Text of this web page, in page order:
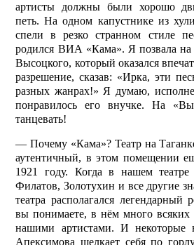
артисты должны были хорошо
петь. На одном капустнике из
спели в резко странном стиле
родился ВИА «Кама». Я позвала на
Высоцкого, который оказался
разрешение, сказав: «Ирка, эти
разных жанрах!» Я думаю,
понравилось его внучке. На
танцевать!
— Почему «Кама»? Театр на
аутентичный, в этом помещении
1921 году. Когда в нашем
Филатов, Золотухин и все другие
театра располагался легендарный
вы понимаете, в нём много
нашими артистами. И некоторые
Апексимова щелкает себя по